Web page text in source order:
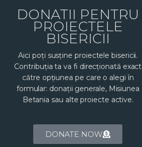
DONATII PENTRU
PROIECTELE
BISERICII
Aici poți susține proiectele bisericii.
Contribuția ta va fi direcționată exact
către opțiunea pe care o alegi în
formular: donații generale, Misiunea
Betania sau alte proiecte active.
DONATE NOW